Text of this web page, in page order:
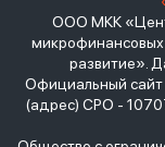
ООО МКК
развитие».
Официальный
(адрес) СРО -